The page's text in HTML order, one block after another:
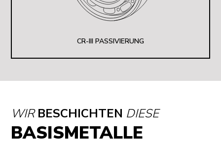
CR-III PASSIVIERUNG
WIR BESCHICHTEN DIESE
BASISMETALLE